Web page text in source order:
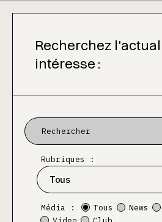
Recherchez
intéresse :
Rubriques :
Média : Tous News